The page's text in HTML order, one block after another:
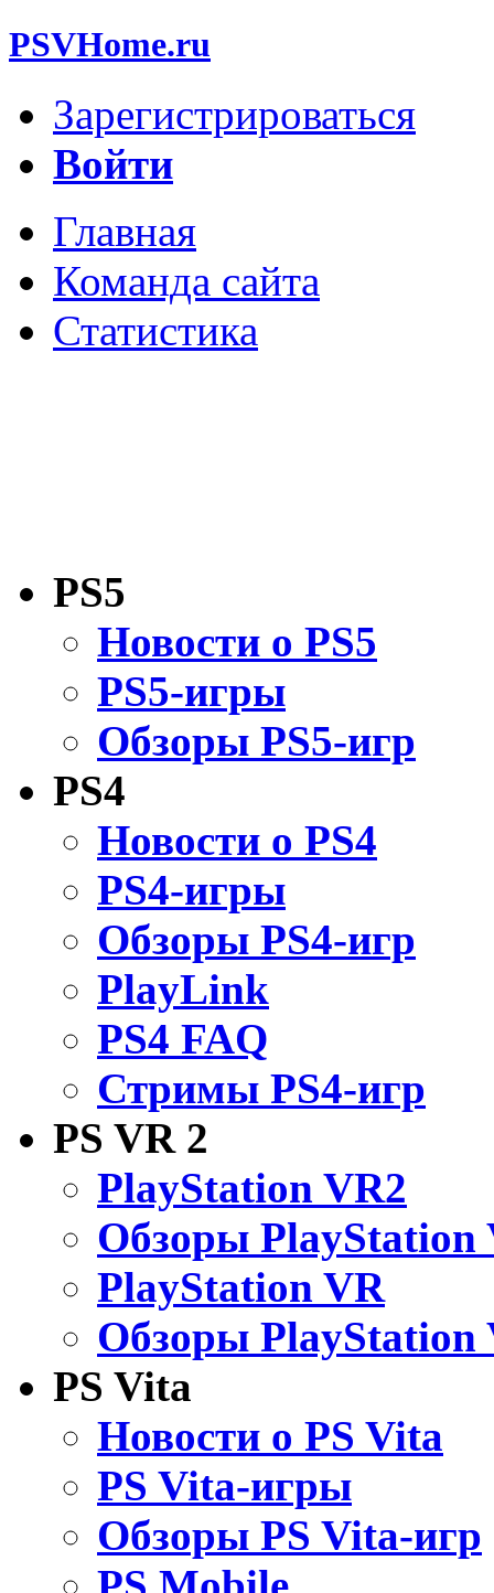
PSVHome.ru
Зарегистрироваться
Войти
Главная
Команда сайта
Статистика
PS5
Новости о PS5
PS5-игры
Обзоры PS5-игр
PS4
Новости о PS4
PS4-игры
Обзоры PS4-игр
PlayLink
PS4 FAQ
Стримы PS4-игр
PS VR 2
PlayStation VR2
Обзоры PlayStation
PlayStation VR
Обзоры PlayStation
PS Vita
Новости о PS Vita
PS Vita-игры
Обзоры PS Vita-игр